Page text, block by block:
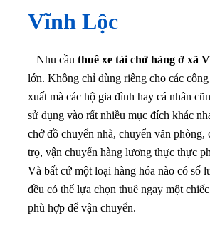
Vĩnh Lộc
Nhu cầu thuê xe tải chở hàng ở xã
lớn. Không chỉ dùng riêng cho các
xuất mà các hộ gia đình hay cá nhân
sử dụng vào rất nhiều mục đích khác
chở đồ chuyển nhà, chuyển văn phòng,
trọ, vận chuyển hàng lương thực thực
Và bất cứ một loại hàng hóa nào có số
đều có thể lựa chọn thuê ngay một
phù hợp để vận chuyển.